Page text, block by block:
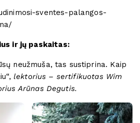
sventes-palangos-
ir jų paskaitas:
neužmuša, tas sustiprina. Kaip
lektorius – sertifikuotas Wim
Arūnas Degutis.